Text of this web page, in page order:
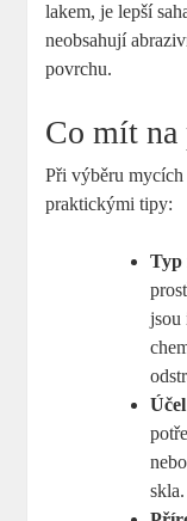
lakem, je lepší
neobsahují
povrchu.
Co mít
Při výběru mycích
praktickými tipy:
Typ
jsou
skla.